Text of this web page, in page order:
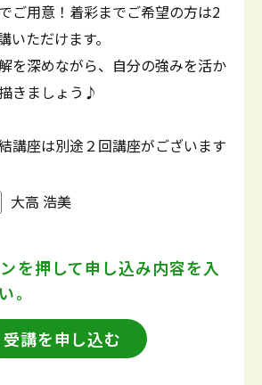
ご用意！着彩までご希望の方は2
いただけます。
を深めながら、自分の強みを活か
きましょう♪
講座は別途２回講座がございます
大高 浩美
を押して申し込み内容を入
。
受講を申し込む